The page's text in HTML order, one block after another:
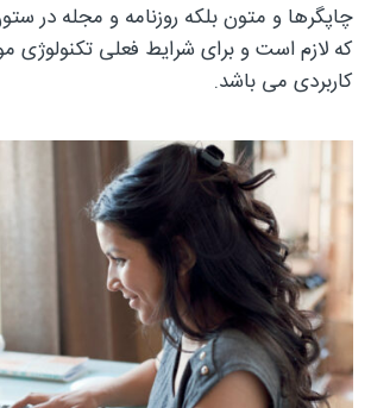
چوبی
منبت
سی ان
چاپگرها و متون بلکه روزنامه و مجله در
که لازم است و برای شرایط فعلی تکنولوژی
کاربردی می باشد.